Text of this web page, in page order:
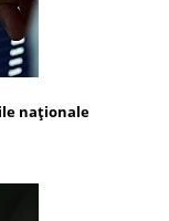
naționale